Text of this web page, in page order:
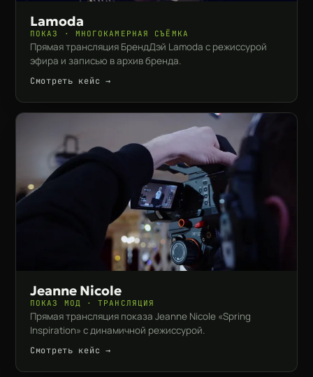
Lamoda
ПОКАЗ · МНОГОКАМЕРНАЯ СЪЁМКА
Прямая трансляция БрендДэй Lamoda с режиссурой
эфира и записью в архив бренда.
Смотреть кейс →
Jeanne Nicole
ПОКАЗ МОД · ТРАНСЛЯЦИЯ
Прямая трансляция показа Jeanne Nicole «Spring
Inspiration» с динамичной режиссурой.
Смотреть кейс →